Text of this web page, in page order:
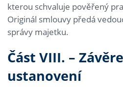
kterou schvaluje pověřený
Originál smlouvy předá
správy majetku.
Část VIII. –
ustanovení